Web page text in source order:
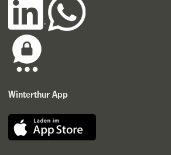
Winterthur App